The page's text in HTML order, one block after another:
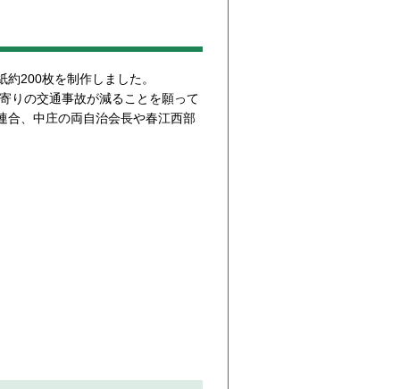
200枚を制作しました。
りの交通事故が減ることを願って
合、中庄の両自治会長や春江西部